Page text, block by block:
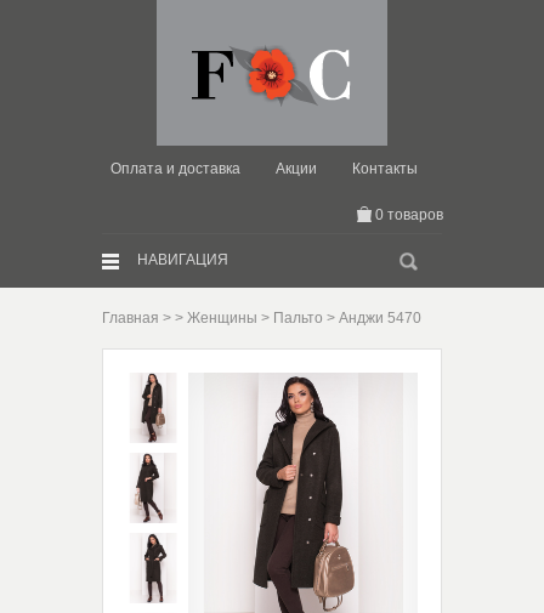
Оплата и доставка Акции Контакты
0 товаров
Искать:
НАВИГАЦИЯ
Главная > > Женщины > Пальто > Анджи 5470